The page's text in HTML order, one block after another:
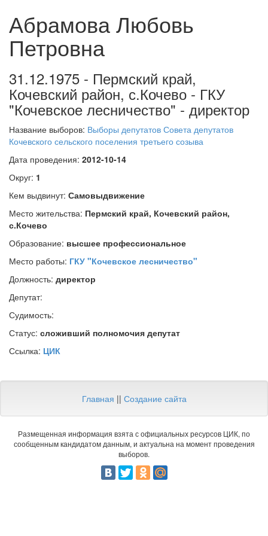
Абрамова Любовь
Петровна
31.12.1975 - Пермский край,
Кочевский район, с.Кочево - ГКУ
"Кочевское лесничество" - директор
Название выборов: Выборы депутатов Совета депутатов
Кочевского сельского поселения третьего созыва
Дата проведения: 2012-10-14
Округ: 1
Кем выдвинут: Самовыдвижение
Место жительства: Пермский край, Кочевский район,
с.Кочево
Образование: высшее профессиональное
Место работы: ГКУ "Кочевское лесничество"
Должность: директор
Депутат:
Судимость:
Статус: сложивший полномочия депутат
Ссылка: ЦИК
Главная || Создание сайта
Размещенная информация взята с официальных ресурсов ЦИК, по
сообщенным кандидатом данным, и актуальна на момент проведения
выборов.